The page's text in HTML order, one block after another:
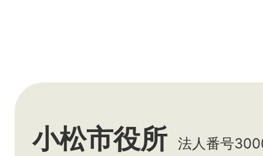
小松市役所 法人番号